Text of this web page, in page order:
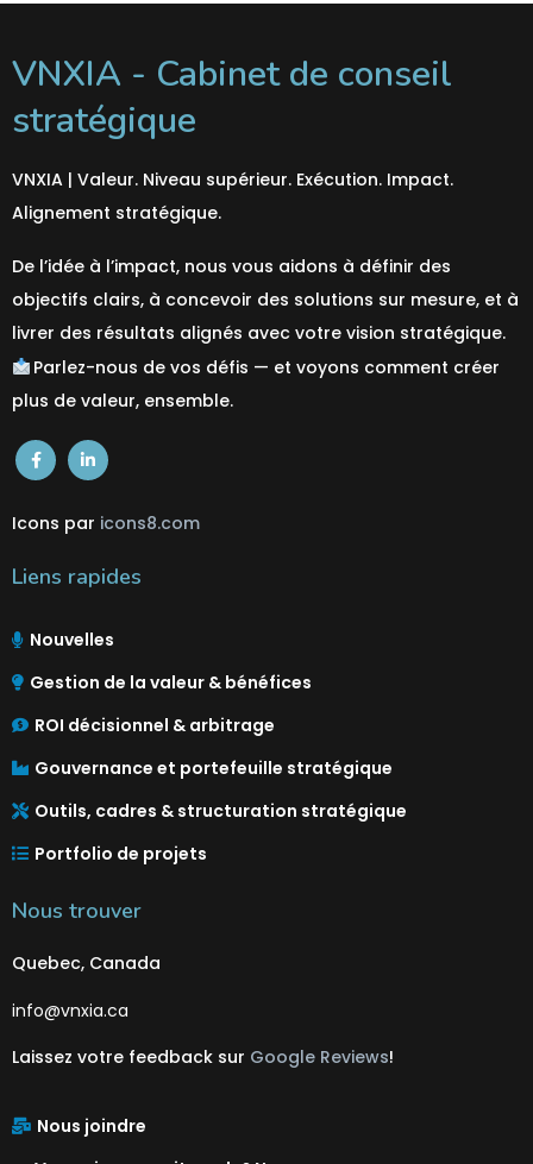
VNXIA - Cabinet de conseil
stratégique
VNXIA | Valeur. Niveau supérieur. Exécution. Impact.
Alignement stratégique.
De l’idée à l’impact, nous vous aidons à définir des
objectifs clairs, à concevoir des solutions sur mesure, et à
livrer des résultats alignés avec votre vision stratégique.
Parlez-nous de vos défis — et voyons comment créer
plus de valeur, ensemble.
Icons par icons8.com
Liens rapides
Nouvelles
Gestion de la valeur & bénéfices
ROI décisionnel & arbitrage
Gouvernance et portefeuille stratégique
Outils, cadres & structuration stratégique
Portfolio de projets
Nous trouver
Quebec, Canada
info@vnxia.ca
Laissez votre feedback sur Google Reviews!
Nous joindre